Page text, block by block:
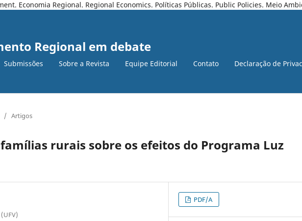
Economia Regional. Regional Economics. Políticas Públicas. Public Policies. Meio
Regional em debate
Submissões Sobre a Revista Equipe Editorial Contato Declaração de
/ Artigos
rurais sobre os efeitos do Programa Luz
PDF/A